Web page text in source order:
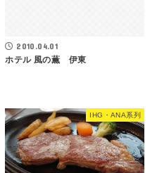
2010.04.01
ホテル 風の薫 伊東
IHG・ANA系列